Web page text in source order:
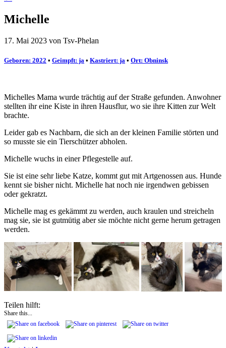
Michelle
17. Mai 2023 von Tsv-Phelan
Geboren: 2022 • Geimpft: ja • Kastriert: ja • Ort: Obninsk
Michelles Mama wurde trächtig auf der Straße gefunden. Anwohner
stellten ihr eine Kiste in ihren Hausflur, wo sie ihre Kitten zur Welt
brachte.
Leider gab es Nachbarn, die sich an der kleinen Familie störten und
so musste sie ein Tierschützer abholen.
Michelle wuchs in einer Pflegestelle auf.
Sie ist eine sehr liebe Katze, kommt gut mit Artgenossen aus. Hunde
kennt sie bisher nicht. Michelle hat noch nie irgendwen gebissen
oder gekratzt.
Michelle mag es gekämmt zu werden, auch kraulen und streicheln
mag sie, sie ist gutmütig aber sie möchte nicht gerne herum getragen
werden.
Teilen hilft:
Share this...